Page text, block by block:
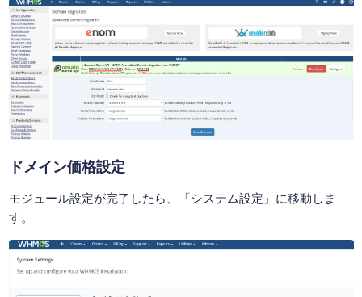
ドメイン価格設定
モジュール設定が完了したら、「システム設定」に移動しま
す。